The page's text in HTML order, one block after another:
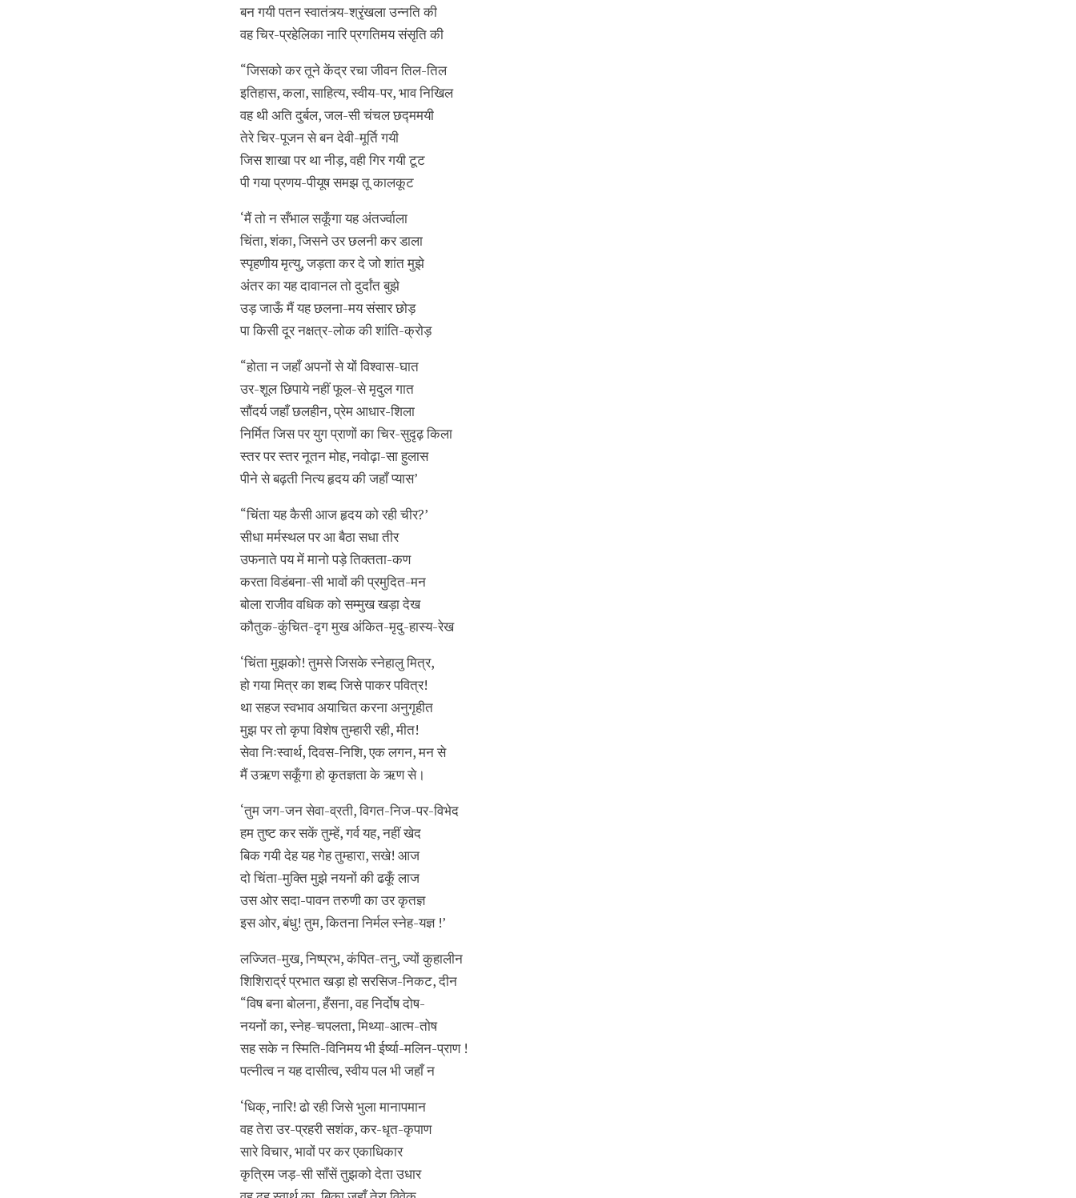
बन गयी पतन स्वातंत्र्य-श्रृंखला उन्नति की
वह चिर-प्रहेलिका नारि प्रगतिमय संसृति की
“जिसको कर तूने केंद्र रचा जीवन तिल-तिल
इतिहास, कला, साहित्य, स्वीय-पर, भाव निखिल
वह थी अति दुर्बल, जल-सी चंचल छद्ममयी
तेरे चिर-पूजन से बन देवी-मूर्ति गयी
जिस शाखा पर था नीड़, वही गिर गयी टूट
पी गया प्रणय-पीयूष समझ तू कालकूट
‘मैं तो न सँभाल सकूँगा यह अंतर्ज्वाला
चिंता, शंका, जिसने उर छलनी कर डाला
स्पृहणीय मृत्यु, जड़ता कर दे जो शांत मुझे
अंतर का यह दावानल तो दुर्दांत बुझे
उड़ जाऊँ मैं यह छलना-मय संसार छोड़
पा किसी दूर नक्षत्र-लोक की शांति-क्रोड़
“होता न जहाँ अपनों से यों विश्वास-घात
उर-शूल छिपाये नहीं फूल-से मृदुल गात
सौंदर्य जहाँ छलहीन, प्रेम आधार-शिला
निर्मित जिस पर युग प्राणों का चिर-सुदृढ़ किला
स्तर पर स्तर नूतन मोह, नवोढ़ा-सा हुलास
पीने से बढ़ती नित्य हृदय की जहाँ प्यास’
“चिंता यह कैसी आज हृदय को रही चीर?’
सीधा मर्मस्थल पर आ बैठा सधा तीर
उफनाते पय में मानो पड़े तिक्तता-कण
करता विडंबना-सी भावों की प्रमुदित-मन
बोला राजीव वधिक को सम्मुख खड़ा देख
कौतुक-कुंचित-दृग मुख अंकित-मृदु-हास्य-रेख
‘चिंता मुझको! तुमसे जिसके स्नेहालु मित्र,
हो गया मित्र का शब्द जिसे पाकर पवित्र!
था सहज स्वभाव अयाचित करना अनुगृहीत
मुझ पर तो कृपा विशेष तुम्हारी रही, मीत!
सेवा निःस्वार्थ, दिवस-निशि, एक लगन, मन से
मैं उऋण सकूँगा हो कृतज्ञता के ऋण से।
‘तुम जग-जन सेवा-व्रती, विगत-निज-पर-विभेद
हम तुष्ट कर सकें तुम्हें, गर्व यह, नहीं खेद
बिक गयी देह यह गेह तुम्हारा, सखे! आज
दो चिंता-मुक्ति मुझे नयनों की ढकूँ लाज
उस ओर सदा-पावन तरुणी का उर कृतज्ञ
इस ओर, बंधु! तुम, कितना निर्मल स्नेह-यज्ञ !’
लज्जित-मुख, निष्प्रभ, कंपित-तनु, ज्यों कुहालीन
शिशिरार्द्र प्रभात खड़ा हो सरसिज-निकट, दीन
“विष बना बोलना, हँसना, वह निर्दोष दोष-
नयनों का, स्नेह-चपलता, मिथ्या-आत्म-तोष
सह सके न स्मिति-विनिमय भी ईर्ष्या-मलिन-प्राण !
पत्नीत्व न यह दासीत्व, स्वीय पल भी जहाँ न
‘धिक्, नारि! ढो रही जिसे भुला मानापमान
वह तेरा उर-प्रहरी सशंक, कर-धृत-कृपाण
सारे विचार, भावों पर कर एकाधिकार
कृत्रिम जड़-सी साँसें तुझको देता उधार